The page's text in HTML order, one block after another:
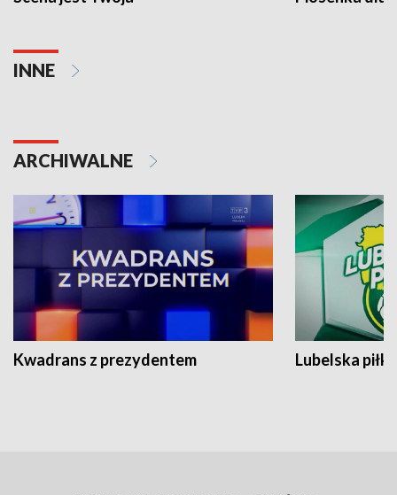
INNE
ARCHIWALNE
Kwadrans z prezydentem Lubelska piłka